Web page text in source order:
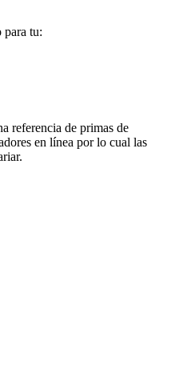
para tu:
referencia de primas de
en línea por lo cual las